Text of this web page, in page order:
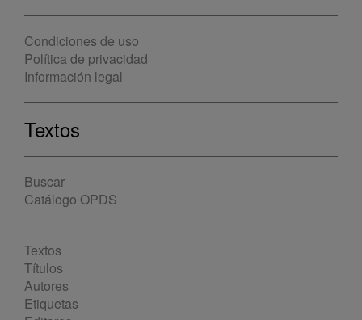
Condiciones de uso
Política de privacidad
Información legal
Textos
Buscar
Catálogo OPDS
Textos
Títulos
Autores
Etiquetas